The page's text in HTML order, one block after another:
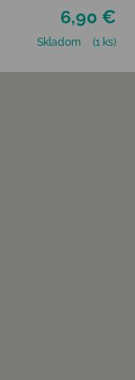
6,90 €
Skladom (1 ks)